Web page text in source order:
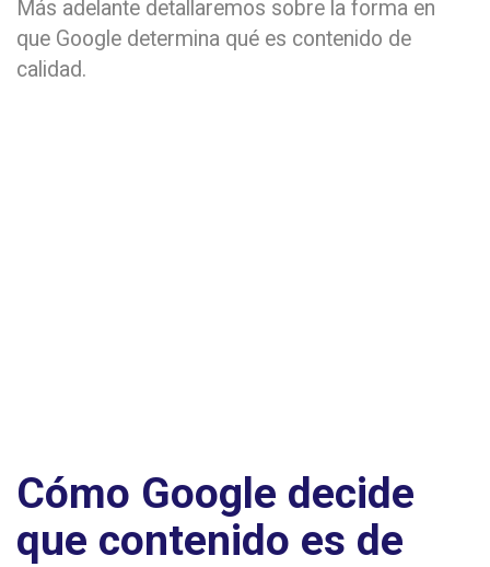
Más adelante detallaremos sobre la forma en
que Google determina qué es contenido de
calidad.
Cómo Google decide
que contenido es de